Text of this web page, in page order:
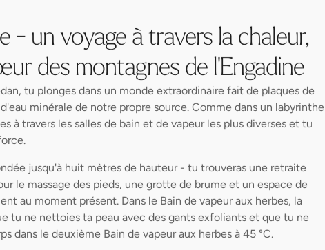
- un voyage à travers la chaleur,
des montagnes de l'Engadine
tu plonges dans un monde extraordinaire fait de plaques de
minérale de notre propre source. Comme dans un labyrinthe
à travers les salles de bain et de vapeur les plus diverses et tu
jusqu'à huit mètres de hauteur - tu trouveras une retraite
le massage des pieds, une grotte de brume et un espace de
au moment présent. Dans le Bain de vapeur aux herbes, la
tu ne nettoies ta peau avec des gants exfoliants et que tu ne
dans le deuxième Bain de vapeur aux herbes à 45 °C.